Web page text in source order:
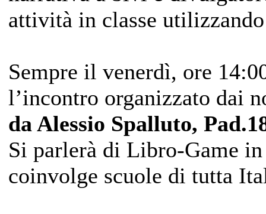
attività in classe
Sempre il venerdì, ore
l’incontro organizzato dai
da Alessio Spalluto,
Si parlerà di Libro-Game
coinvolge scuole di tutta